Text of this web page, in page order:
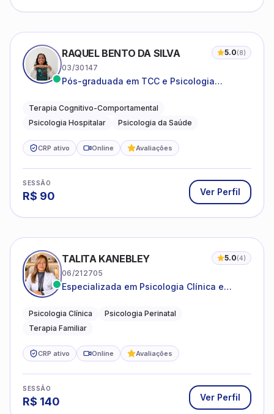
RAQUEL BENTO DA SILVA 5.0(8)
03/30147
Pós-graduada em TCC e Psicologia
Terapia Cognitivo-Comportamental
Psicologia Hospitalar
Psicologia da Saúde
CRP ativo Online Avaliações
SESSÃO
R$ 90 Ver Perfil
TALITA KANEBLEY 5.0(4)
06/212705
Especializada em Psicologia Clínica e
famílias
Psicologia Clínica
Psicologia Perinatal
Terapia Familiar
CRP ativo Online Avaliações
SESSÃO
R$ 140 Ver Perfil